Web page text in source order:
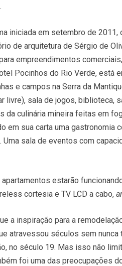
iniciada em setembro de
de arquitetura de Sérgio de
empreendimentos
Pocinhos do Rio Verde, está
e campos na Serra da
livre), sala de jogos, biblioteca,
da culinária mineira feitas em
em sua carta uma gastronomia
Uma sala de eventos com
apartamentos estarão
cortesia e TV LCD a cabo,
a inspiração para a
atravessou séculos sem
no século 19. Mas isso não
foi uma das preocupações